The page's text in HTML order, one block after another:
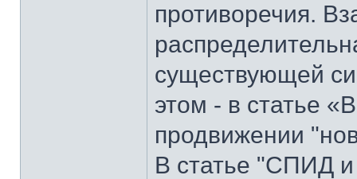
противоречия.
существующей
этом - в статье
продвижении
В статье "СПИД